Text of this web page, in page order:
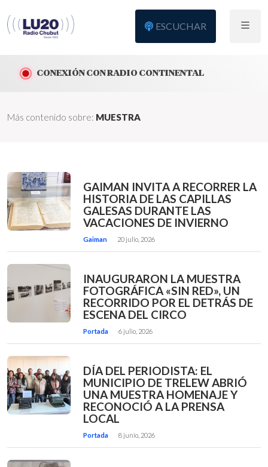
ESCUCHAR
CONEXIÓN CON RADIO CONTINENTAL
Más contenido sobre: MUESTRA
GAIMAN INVITA A RECORRER LA
HISTORIA DE LAS CAPILLAS
GALESAS DURANTE LAS
VACACIONES DE INVIERNO
Gaiman 20 julio, 2026
INAUGURARON LA MUESTRA
FOTOGRÁFICA «SIN RED», UN
RECORRIDO POR EL DETRÁS DE
ESCENA DEL CIRCO
Portada 6 julio, 2026
DÍA DEL PERIODISTA: EL
MUNICIPIO DE TRELEW ABRIÓ
UNA MUESTRA HOMENAJE Y
RECONOCIÓ A LA PRENSA
LOCAL
Portada 8 junio, 2026